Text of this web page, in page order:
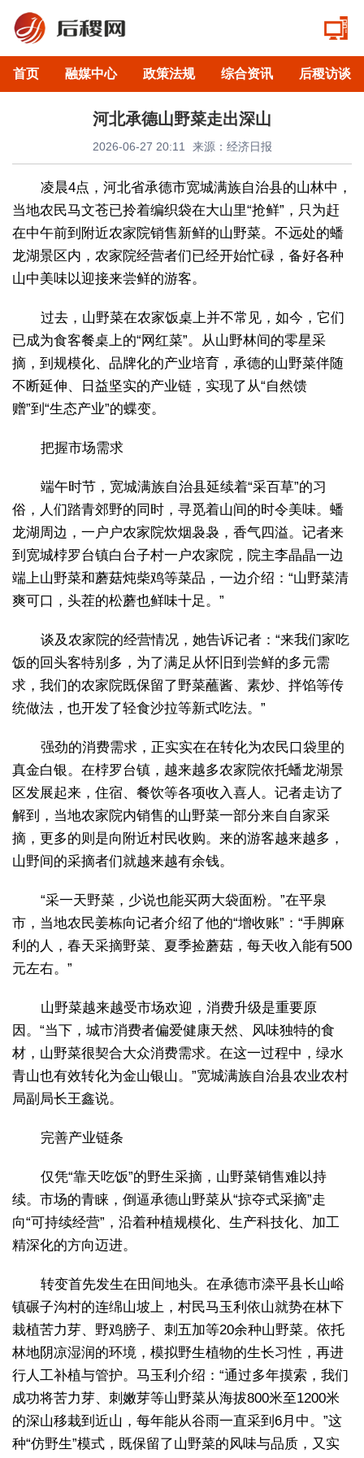
首页 融媒中心 政策法规 综合资讯 后稷访谈
河北承德山野菜走出深山
2026-06-27 20:11 来源：经济日报
凌晨4点，河北省承德市宽城满族自治县的山林中，
当地农民马文苍已拎着编织袋在大山里“抢鲜”，只为赶
在中午前到附近农家院销售新鲜的山野菜。不远处的蟠
龙湖景区内，农家院经营者们已经开始忙碌，备好各种
山中美味以迎接来尝鲜的游客。
过去，山野菜在农家饭桌上并不常见，如今，它们
已成为食客餐桌上的“网红菜”。从山野林间的零星采
摘，到规模化、品牌化的产业培育，承德的山野菜伴随
不断延伸、日益坚实的产业链，实现了从“自然馈
赠”到“生态产业”的蝶变。
把握市场需求
端午时节，宽城满族自治县延续着“采百草”的习
俗，人们踏青郊野的同时，寻觅着山间的时令美味。蟠
龙湖周边，一户户农家院炊烟袅袅，香气四溢。记者来
到宽城桲罗台镇白台子村一户农家院，院主李晶晶一边
端上山野菜和蘑菇炖柴鸡等菜品，一边介绍：“山野菜清
爽可口，头茬的松蘑也鲜味十足。”
谈及农家院的经营情况，她告诉记者：“来我们家吃
饭的回头客特别多，为了满足从怀旧到尝鲜的多元需
求，我们的农家院既保留了野菜蘸酱、素炒、拌馅等传
统做法，也开发了轻食沙拉等新式吃法。”
强劲的消费需求，正实实在在转化为农民口袋里的
真金白银。在桲罗台镇，越来越多农家院依托蟠龙湖景
区发展起来，住宿、餐饮等各项收入喜人。记者走访了
解到，当地农家院内销售的山野菜一部分来自自家采
摘，更多的则是向附近村民收购。来的游客越来越多，
山野间的采摘者们就越来越有余钱。
“采一天野菜，少说也能买两大袋面粉。”在平泉
市，当地农民姜栋向记者介绍了他的“增收账”：“手脚麻
利的人，春天采摘野菜、夏季捡蘑菇，每天收入能有500
元左右。”
山野菜越来越受市场欢迎，消费升级是重要原
因。“当下，城市消费者偏爱健康天然、风味独特的食
材，山野菜很契合大众消费需求。在这一过程中，绿水
青山也有效转化为金山银山。”宽城满族自治县农业农村
局副局长王鑫说。
完善产业链条
仅凭“靠天吃饭”的野生采摘，山野菜销售难以持
续。市场的青睐，倒逼承德山野菜从“掠夺式采摘”走
向“可持续经营”，沿着种植规模化、生产科技化、加工
精深化的方向迈进。
转变首先发生在田间地头。在承德市滦平县长山峪
镇碾子沟村的连绵山坡上，村民马玉利依山就势在林下
栽植苦力芽、野鸡膀子、刺五加等20余种山野菜。依托
林地阴凉湿润的环境，模拟野生植物的生长习性，再进
行人工补植与管护。马玉利介绍：“通过多年摸索，我们
成功将苦力芽、刺嫩芽等山野菜从海拔800米至1200米
的深山移栽到近山，每年能从谷雨一直采到6月中。”这
种“仿野生”模式，既保留了山野菜的风味与品质，又实